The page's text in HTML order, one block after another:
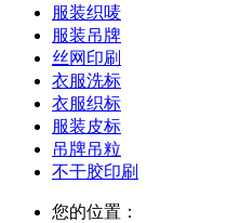
服装织唛
服装吊牌
丝网印刷
衣服洗标
衣服织标
服装皮标
吊牌吊粒
不干胶印刷
您的位置：